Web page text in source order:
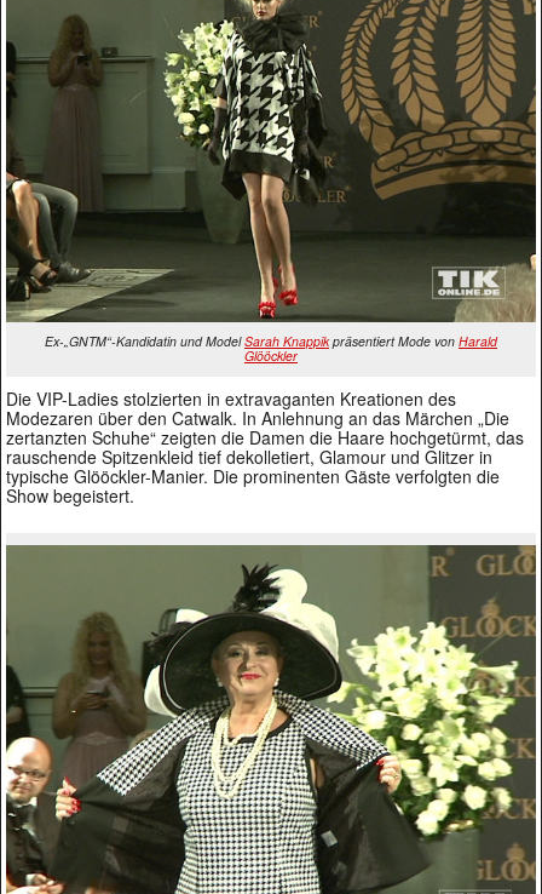
Ex-„GNTM“-Kandidatin und ModelSarah Knappikpräsentiert Mode von Harald
Glööckler
Die VIP-Ladies stolzierten in extravaganten Kreationen des
Modezaren über den Catwalk. In Anlehnung an das Märchen „Die
zertanzten Schuhe“ zeigten die Damen die Haare hochgetürmt, das
rauschende Spitzenkleid tief dekolletiert, Glamour und Glitzer in
typische Glööckler-Manier. Die prominenten Gäste verfolgten die
Show begeistert.